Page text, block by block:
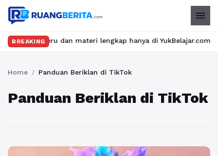
menu
BREAKING
seru dan materi lengkap hanya di YukBelajar.com. Mulai
Home / Panduan Beriklan di TikTok
Panduan Beriklan di TikTok